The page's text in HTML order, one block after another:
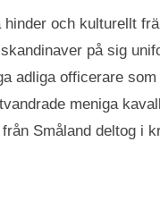
hinder och kulturellt
på sig
adliga officerare
meniga
Småland deltog i